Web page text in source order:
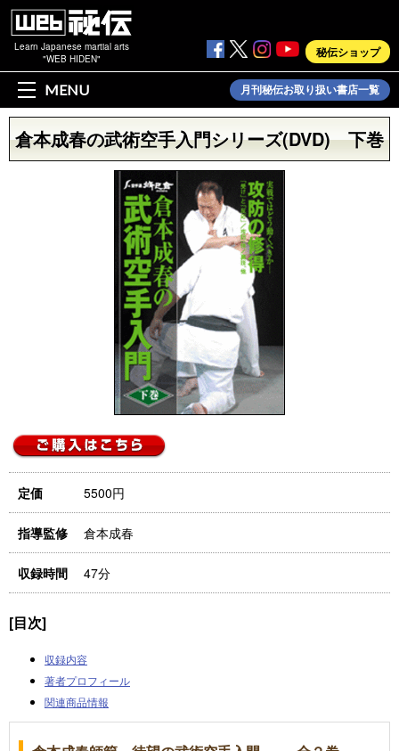
Learn Japanese martial arts
"WEB HIDEN"
秘伝ショップ
MENU 月刊秘伝お取り扱い書店一覧
倉本成春の武術空手入門シリーズ(DVD) 下巻
定価 5500円
指導監修 倉本成春
収録時間 47分
[目次]
収録内容
著者プロフィール
関連商品情報